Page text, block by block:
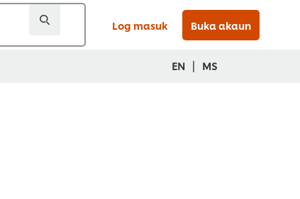
Log masuk Buka akaun
EN | MS